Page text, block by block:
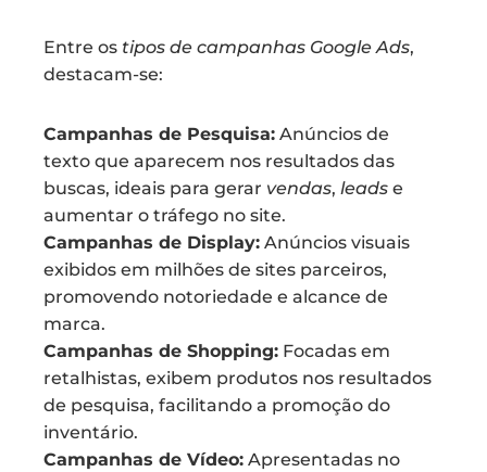
Entre os tipos de campanhas Google Ads,
destacam-se:
Campanhas de Pesquisa: Anúncios de
texto que aparecem nos resultados das
buscas, ideais para gerar vendas, leads e
aumentar o tráfego no site.
Campanhas de Display: Anúncios visuais
exibidos em milhões de sites parceiros,
promovendo notoriedade e alcance de
marca.
Campanhas de Shopping: Focadas em
retalhistas, exibem produtos nos resultados
de pesquisa, facilitando a promoção do
inventário.
Campanhas de Vídeo: Apresentadas no